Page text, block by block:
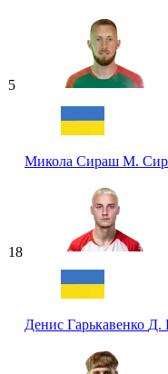
5
Микола Сираш М.
18
Денис Гарькавенко Д.